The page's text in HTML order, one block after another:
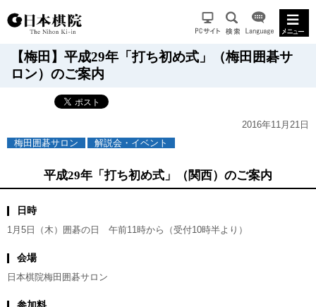
【梅田】平成29年「打ち初め式」（梅田囲碁サ
ロン）のご案内
2016年11月21日
梅田囲碁サロン
解説会・イベント
平成29年「打ち初め式」（関西）のご案内
日時
1月5日（木）囲碁の日 午前11時から（受付10時半より）
会場
日本棋院梅田囲碁サロン
参加料